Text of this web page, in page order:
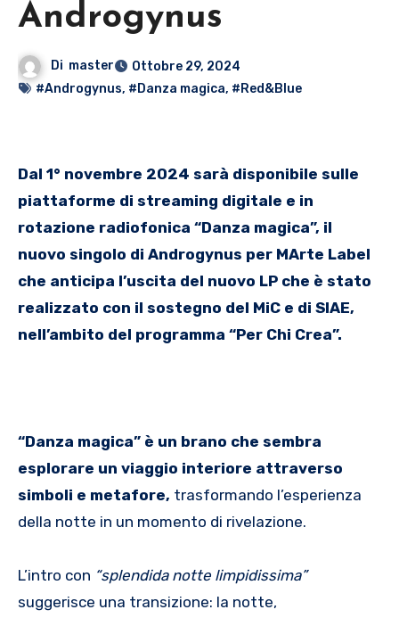
Androgynus
Di master
Ottobre 29, 2024
#Androgynus, #Danza magica, #Red&Blue
Dal 1° novembre 2024 sarà disponibile sulle
piattaforme di streaming digitale e in
rotazione radiofonica “Danza magica”, il
nuovo singolo di Androgynus per MArte Label
che anticipa l’uscita del nuovo LP che è stato
realizzato con il sostegno del MiC e di SIAE,
nell’ambito del programma “Per Chi Crea”.
“Danza magica” è un brano che sembra
esplorare un viaggio interiore attraverso
simboli e metafore, trasformando l’esperienza
della notte in un momento di rivelazione.
L’intro con “splendida notte limpidissima”
suggerisce una transizione: la notte,